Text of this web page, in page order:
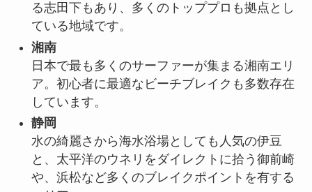
る志田下もあり、多くのトッププロも拠点とし
ている地域です。
湘南
日本で最も多くのサーファーが集まる湘南エリ
ア。初心者に最適なビーチブレイクも多数存在
しています。
静岡
水の綺麗さから海水浴場としても人気の伊豆
と、太平洋のウネリをダイレクトに拾う御前崎
や、浜松など多くのブレイクポイントを有する